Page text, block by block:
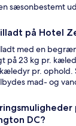
sæsonbestemt
på Hotel
med en
på 23 kg pr.
pr.
mad- og
DC?